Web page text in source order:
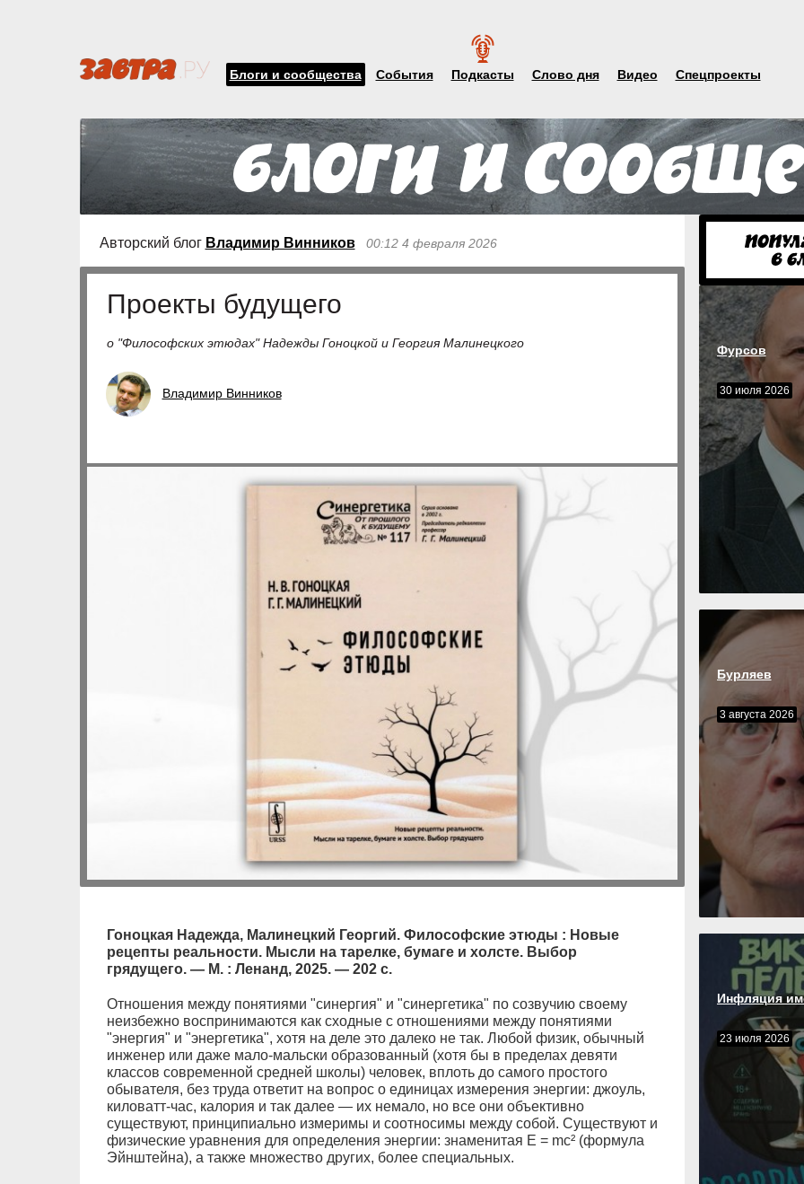
Блоги и сообщества События Подкасты Слово дня Видео Спецпроекты
Авторский блог Владимир Винников 00:12 4 февраля 2026
Проекты будущего
о "Философских этюдах" Надежды Гоноцкой и Георгия Малинецкого
Владимир Винников
Гоноцкая Надежда, Малинецкий Георгий. Философские этюды : Новые
рецепты реальности. Мысли на тарелке, бумаге и холсте. Выбор
грядущего. — М. : Ленанд, 2025. — 202 с.
Отношения между понятиями "синергия" и "синергетика" по созвучию своему
неизбежно воспринимаются как сходные с отношениями между понятиями
"энергия" и "энергетика", хотя на деле это далеко не так. Любой физик, обычный
инженер или даже мало-мальски образованный (хотя бы в пределах девяти
классов современной средней школы) человек, вплоть до самого простого
обывателя, без труда ответит на вопрос о единицах измерения энергии: джоуль,
киловатт-час, калория и так далее — их немало, но все они объективно
существуют, принципиально измеримы и соотносимы между собой. Существуют и
физические уравнения для определения энергии: знаменитая Е = mc² (формула
Эйнштейна), а также множество других, более специальных.
Фурсов
30 июля 2026
Бурляев
3 августа 2026
Инфляция
23 июля 2026